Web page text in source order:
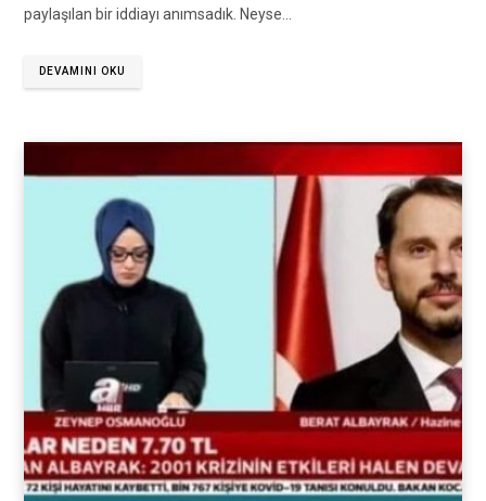
paylaşılan bir iddiayı anımsadık. Neyse…
DEVAMINI OKU